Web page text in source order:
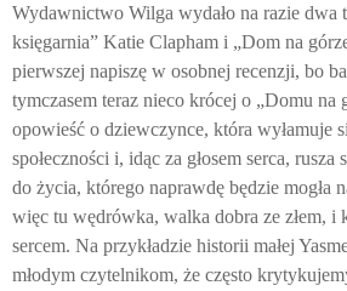
Wydawnictwo Wilga wydało na razie dwa
księgarnia” Katie Clapham i „Dom na
pierwszej napiszę w osobnej recenzji, bo
tymczasem teraz nieco krócej o „Domu na
opowieść o dziewczynce, która wyłamuje
społeczności i, idąc za głosem serca, rusza
do życia, którego naprawdę będzie mogła
więc tu wędrówka, walka dobra ze złem, i
sercem. Na przykładzie historii małej
młodym czytelnikom, że często